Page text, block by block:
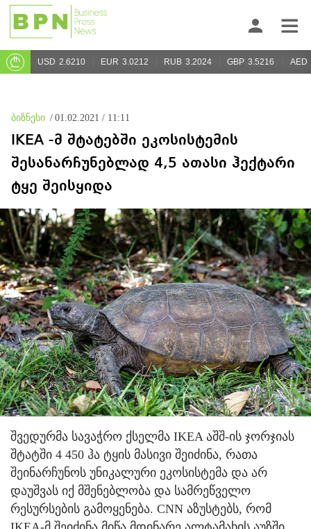
USD 2.6210 EUR 3.0212 RUB 3.2024 GBP 3.5216 AED
ბიზნესი / 01.02.2021 / 11:11
IKEA -მ შტატებში ეკოსისტემის
შესანარჩუნებლად 4,5 ათასი ჰექტარი
ტყე შეისყიდა
შვედურმა სავაჭრო ქსელმა IKEA აშშ-ის ჯორჯიას
შტატში 4 450 ჰა ტყის მასივი შეიძინა, რათა
შეინარჩუნოს უნიკალური ეკოსისტემა და არ
დაუშვას იქ მშენებლობა და სამრეწველო
რესურსების გამოყენება. CNN აზუსტებს, რომ